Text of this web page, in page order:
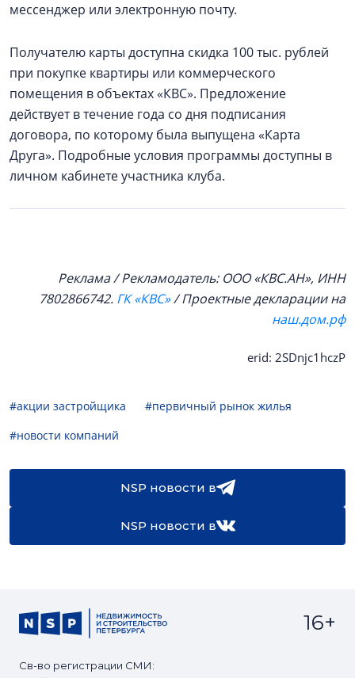
мессенджер или электронную почту.
Получателю карты доступна скидка 100 тыс. рублей
при покупке квартиры или коммерческого
помещения в объектах «КВС». Предложение
действует в течение года со дня подписания
договора, по которому была выпущена «Карта
Друга». Подробные условия программы доступны в
личном кабинете участника клуба.
Реклама / Рекламодатель: ООО «КВС.АН», ИНН
7802866742. ГК «КВС»/ Проектные декларации на
наш.дом.рф
erid: 2SDnjc1hczP
#акции застройщика
#первичный рынок жилья
#новости компаний
NSP новости в
NSP новости в
Св-во регистрации СМИ:
16+